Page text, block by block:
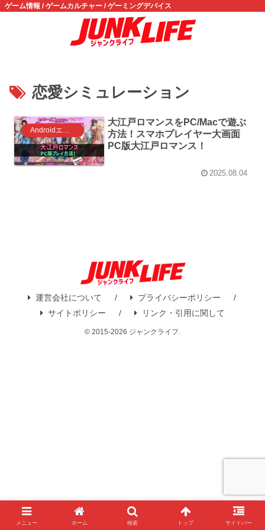
ゲーム情報 / ゲームカルチャー / ゲーミングデバイス
恋愛シミュレーション
Androidエミュレータ ゲーム
大江戸ロマンスをPC/Macで遊ぶ
方法！スマホプレイヤー大画面
PC版大江戸ロマンス！
2025.08.04
運営会社について
プライバシーポリシー
サイトポリシー
リンク・引用に関して
© 2015-2026 ジャンクライフ.
メニュー ホーム 検索 トップ サイドバー